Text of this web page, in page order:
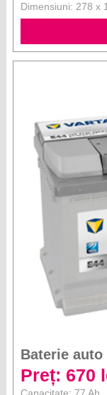
Dimensiuni: 278 x
Baterie auto
Preț: 670